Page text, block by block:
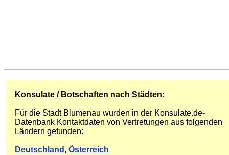
Konsulate / Botschaften nach Städten:
Für die Stadt Blumenau wurden in der Konsulate.de-
Datenbank Kontaktdaten von Vertretungen aus folgenden
Ländern gefunden:
Deutschland , Österreich